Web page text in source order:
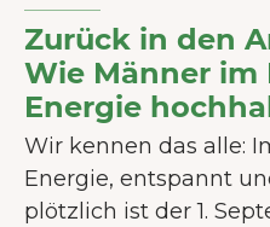
Zurück in den
Wie Männer im
Energie
Wir kennen das alle:
Energie, entspannt
plötzlich ist der 1.